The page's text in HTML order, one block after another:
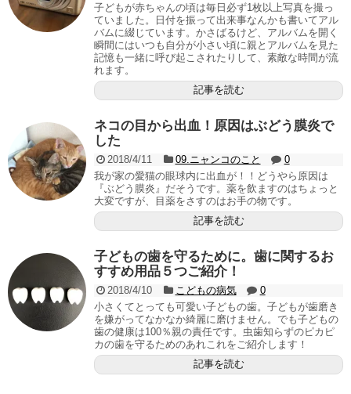
子どもが赤ちゃんの頃は毎日必ず1枚以上写真を撮っ
ていました。日付を振って出来事なんかも書いてアル
バムに綴じています。かさばるけど、アルバムを開く
瞬間にはいつも自分が小さい頃に親とアルバムを見た
記憶も一緒に呼び起こされたりして、素敵な時間が流
れます。
記事を読む
ネコの目から出血！原因はぶどう膜炎で
した
2018/4/11 09.ニャンコのこと
0
我が家の愛猫の眼球内に出血が！！どうやら原因は
『ぶどう膜炎』だそうです。薬を飲ますのはちょっと
大変ですが、目薬をさすのはお手の物です。
記事を読む
子どもの歯を守るために。歯に関するお
すすめ用品５つご紹介！
2018/4/10 こどもの病気
0
小さくてとっても可愛い子どもの歯。子どもが歯磨き
を嫌がってなかなか綺麗に磨けません。でも子どもの
歯の健康は100％親の責任です。虫歯知らずのピカピ
カの歯を守るためのあれこれをご紹介します！
記事を読む